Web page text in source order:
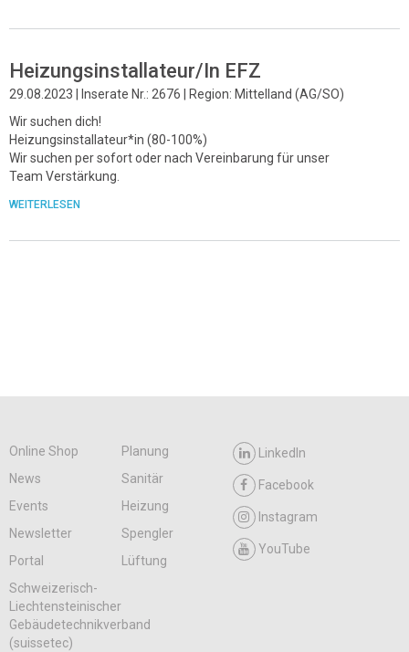
Heizungsinstallateur/In EFZ
29.08.2023 | Inserate Nr.: 2676 | Region: Mittelland (AG/SO)
Wir suchen dich!
Heizungsinstallateur*in (80-100%)
Wir suchen per sofort oder nach Vereinbarung für unser
Team Verstärkung.
WEITERLESEN
Online Shop
Planung
News
Sanitär
Events
Heizung
Newsletter
Spengler
Portal
Lüftung
LinkedIn
Facebook
Instagram
YouTube
Schweizerisch-
Liechtensteinischer
Gebäudetechnikverband
(suissetec)